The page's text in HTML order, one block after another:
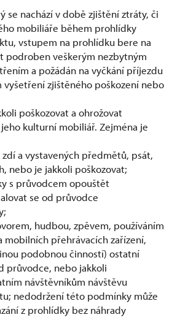
nachází v době zjištění ztráty, či
mobiliáře během prohlídky
vstupem na prohlídku bere na
podroben veškerým nezbytným
a požádán na vyčkání příjezdu
vyšetření zjištěného poškození nebo
poškozovat a ohrožovat
kulturní mobiliář. Zejména je
a vystavených předmětů, psát,
nebo je jakkoli poškozovat;
s průvodcem opouštět
se od průvodce
hudbou, zpěvem, používáním
přehrávacích zařízení,
podobnou činností) ostatní
průvodce, nebo jakkoli
návštěvníkům návštěvu
nedodržení této podmínky může
z prohlídky bez náhrady